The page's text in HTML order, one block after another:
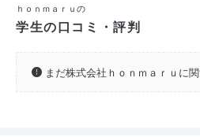
ｈｏｎｍａｒｕの
学生の口コミ・評判
まだ株式会社ｈｏｎｍａｒｕに